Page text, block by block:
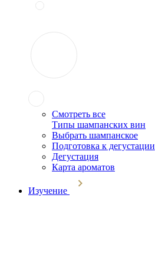
Смотреть все
Типы шампанских вин
Выбрать шампанское
Подготовка к дегустации
Дегустация
Карта ароматов
Изучение